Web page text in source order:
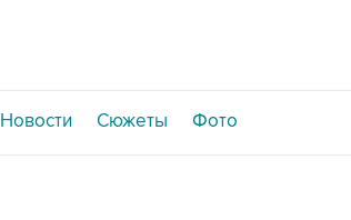
Новости Сюжеты Фото